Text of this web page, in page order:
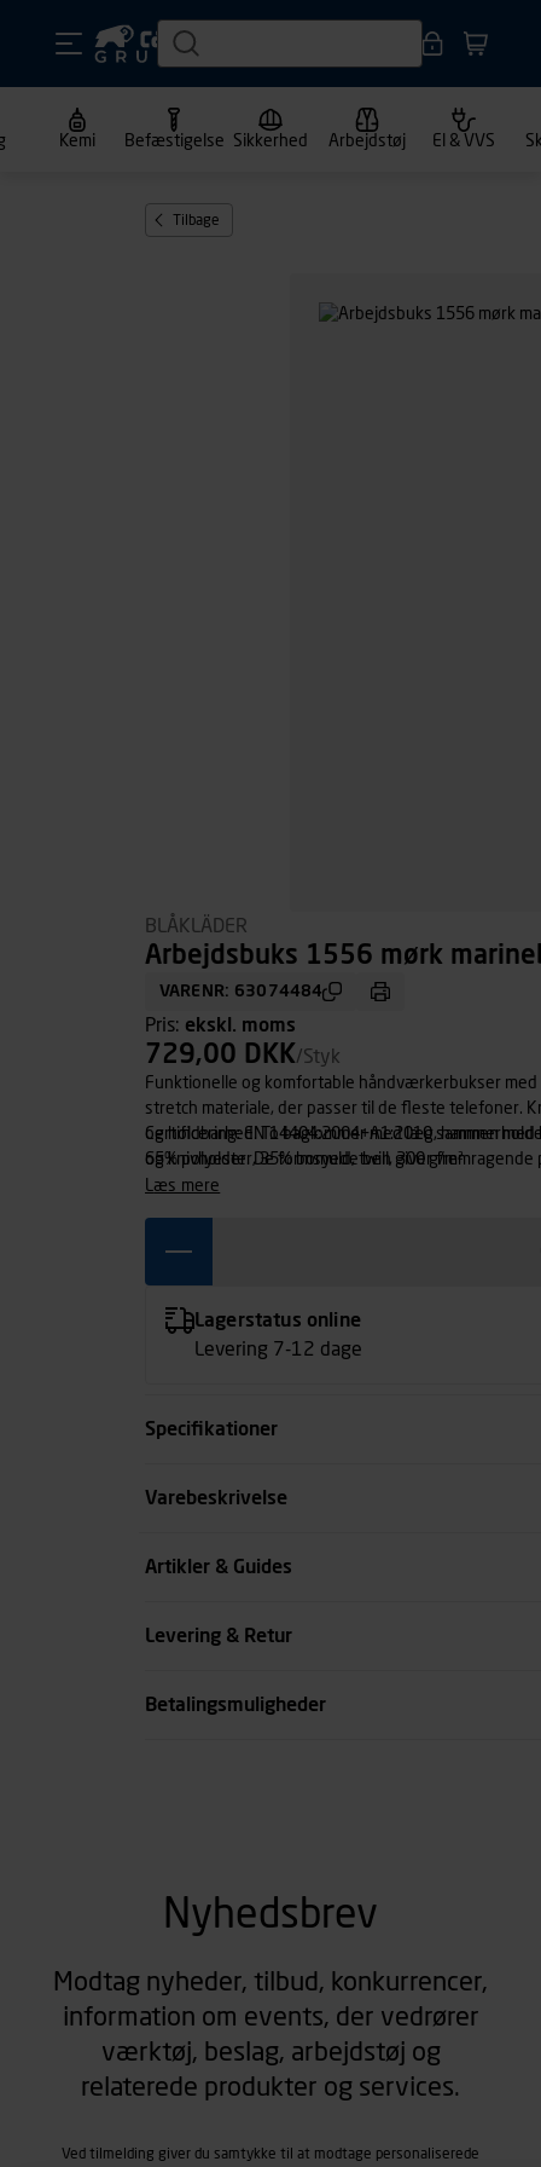
Kemi Befæstigelse Sikkerhed Arbejdstøj El & VVS
Tilbage
BLÅKLÄDER
Arbejdsbuks 1556 mørk
VARENR: 63074484
Pris: ekskl. moms
729,00 DKK/Styk
Funktionelle og komfortable håndværkerbukser
stretch materiale, der passer til de fleste telefoner.
og holdbarhed. To baglommer med læg,
og knivholder. De formsyede ben giver fremragende
Certificering: EN 14404:2004+A1:2010 sammen
65% polyester, 35% bomuld, twill, 300 g/m²
læs mere
Lagerstatus online
Levering 7-12 dage
Specifikationer
Størrelse
Varebeskrivelse
Artikler & Guides
Levering & Retur
Betalingsmuligheder
Nyhedsbrev
Modtag nyheder, tilbud, konkurrencer,
information om events, der vedrører
værktøj, beslag, arbejdstøj og
relaterede produkter og services.
Ved tilmelding giver du samtykke til at modtage personaliserede